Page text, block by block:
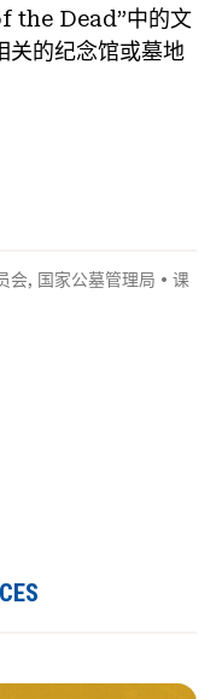
the Dead”中的文
关的纪念馆或墓地
会, 国家公墓管理局 • 课